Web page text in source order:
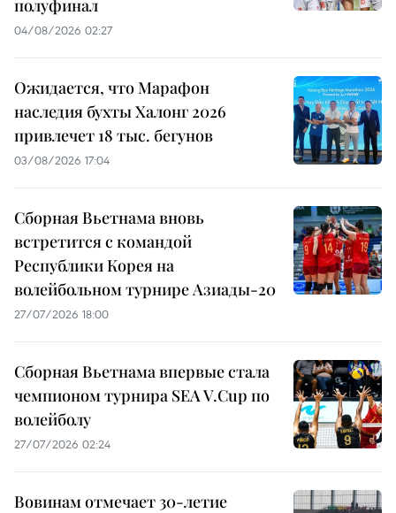
полуфинал
04/08/2026 02:27
Ожидается, что Марафон
наследия бухты Халонг 2026
привлечет 18 тыс. бегунов
03/08/2026 17:04
Сборная Вьетнама вновь
встретится с командой
Республики Корея на
волейбольном турнире Азиады-20
27/07/2026 18:00
Сборная Вьетнама впервые стала
чемпионом турнира SEA V.Cup по
волейболу
27/07/2026 02:24
Вовинам отмечает 30-летие